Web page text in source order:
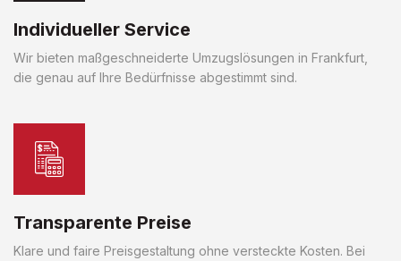
Individueller Service
Wir bieten maßgeschneiderte Umzugslösungen in Frankfurt,
die genau auf Ihre Bedürfnisse abgestimmt sind.
Transparente Preise
Klare und faire Preisgestaltung ohne versteckte Kosten. Bei